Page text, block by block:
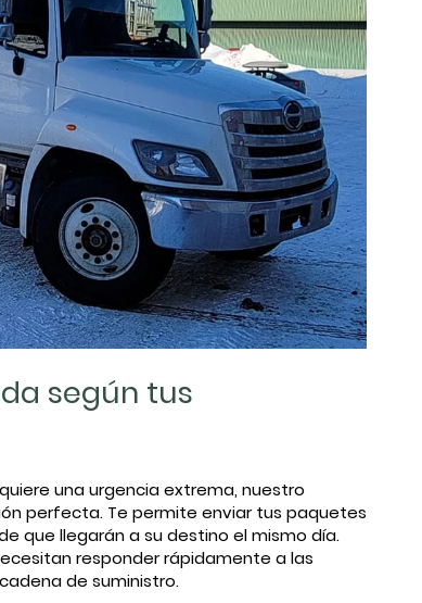
según tus
una urgencia extrema, nuestro
perfecta. Te permite enviar tus paquetes
que llegarán a su destino el mismo día.
responder rápidamente a las
de suministro.